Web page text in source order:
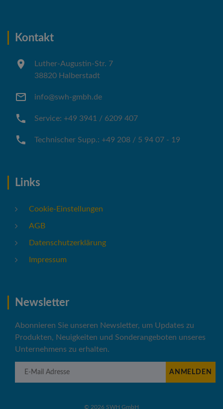
Kontakt
Luther-Augustin-Str. 7
38820 Halberstadt
info@swh-gmbh.de
Service: +49 3941 / 6209 407
Technischer Supp.: +49 208 / 5 94 07 - 19
Links
Cookie-Einstellungen
AGB
Datenschutzerklärung
Impressum
Newsletter
Abonnieren Sie unseren Newsletter, um Updates zu
Produkten, Neuigkeiten und Sonderangeboten unseres
Unternehmens zu erhalten.
E-Mail Adresse ANMELDEN
© 2026 SWH GmbH